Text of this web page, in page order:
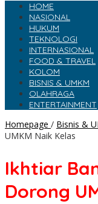
HOME
NASIONAL
HUKUM
TEKNOLOGI
INTERNASIONAL
FOOD & TRAVEL
KOLOM
BISNIS & UMKM
OLAHRAGA
ENTERTAINMENT
Homepage / Bisnis &
UMKM Naik Kelas
Ikhtiar
Dorong